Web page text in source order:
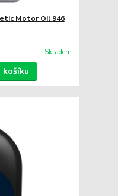
Motor Oil 946
Skladem
košíku